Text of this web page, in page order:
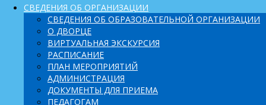
СВЕДЕНИЯ ОБ ОРГАНИЗАЦИИ
СВЕДЕНИЯ ОБ ОБРАЗОВАТЕЛЬНОЙ ОРГАНИЗАЦИИ
О ДВОРЦЕ
ВИРТУАЛЬНАЯ ЭКСКУРСИЯ
РАСПИСАНИЕ
ПЛАН МЕРОПРИЯТИЙ
АДМИНИСТРАЦИЯ
ДОКУМЕНТЫ ДЛЯ ПРИЕМА
ПЕДАГОГАМ